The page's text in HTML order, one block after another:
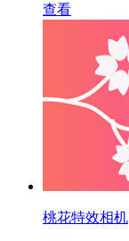
查看
桃花特效相机